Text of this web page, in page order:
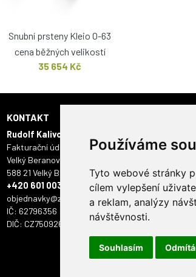
Používáme
Tyto webové stránky
cílem vylepšení
a reklam, analýzy
návštěvnosti.
Souhlasím
Snubní prsteny Kleio O-63
cena běžných velikostí
35 654 Kč
KONTAKT
Rudolf Kalivoda - ONYX
Fakturační údaje:
Velký Beranov 403
588 21 Velký Beranov
+420 601 003 112
objednavky@zlatyskorpion.cz
IČ: 62796356
DIČ: CZ7509261518
586 01 Jihlava